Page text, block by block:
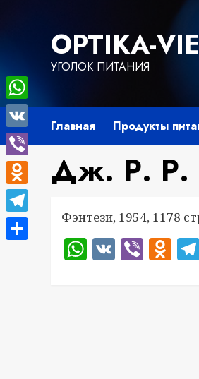
содержимомуOPTIKA-
УГОЛОК ПИТАНИЯ
Главная Продукты
Дж. Р. Р.
Фэнтези, 1954, 1178
WhatsApp
VKViber
WhatsApp
VK
Viber
Odnoklassniki
Telegram
Отправить